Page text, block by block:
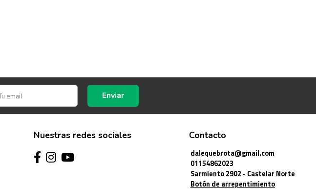
Enviar
Nuestras redes sociales Contacto
dalequebrota@gmail.com
01154862023
Sarmiento 2902 - Castelar Norte
Botón de arrepentimiento